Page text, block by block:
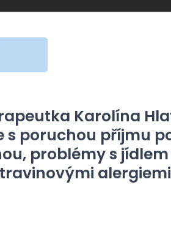
Karolína
s poruchou příjmu
problémy s